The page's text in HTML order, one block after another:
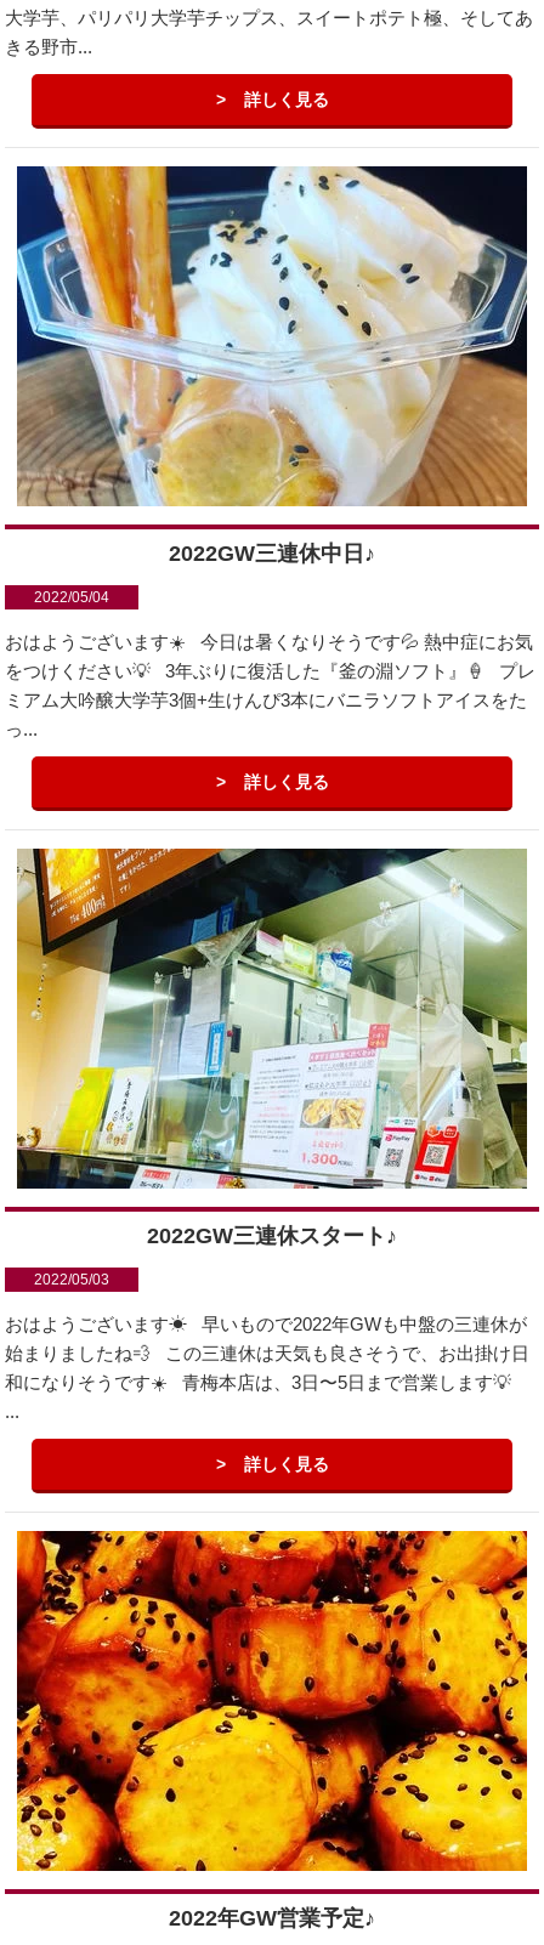
大学芋、パリパリ大学芋チップス、スイートポテト極、そしてあ
きる野市...
詳しく見る
2022GW三連休中日♪
2022/05/04
おはようございます☀️ 今日は暑くなりそうです💦 熱中症にお気
をつけください💡 3年ぶりに復活した『釜の淵ソフト』🍦 プレ
ミアム大吟醸大学芋3個+生けんぴ3本にバニラソフトアイスをた
っ...
詳しく見る
2022GW三連休スタート♪
2022/05/03
おはようございます☀ 早いもので2022年GWも中盤の三連休が
始まりましたね💨 この三連休は天気も良さそうで、お出掛け日
和になりそうです☀️ 青梅本店は、3日〜5日まで営業します💡
...
詳しく見る
2022年GW営業予定♪